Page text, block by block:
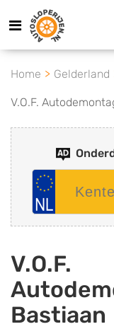
Home Gelderland
V.O.F.
V.O.F.
Bastiaan